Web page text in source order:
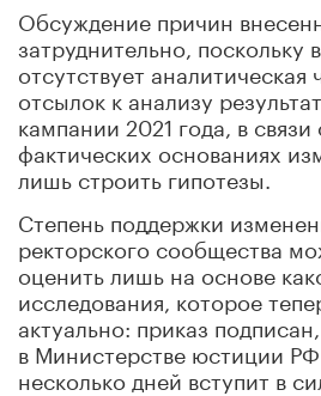
Обсуждение причин
затруднительно, поскольку
отсутствует аналитическая
отсылок к анализу
кампании 2021 года, в
фактических основаниях
лишь строить гипотезы.
Степень поддержки
ректорского сообщества
оценить лишь на основе
исследования, которое
актуально: приказ
в Министерстве юстиции
несколько дней вступит в